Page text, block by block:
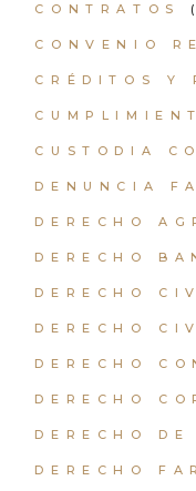
CONTRATOS
CONVENIO
CRÉDITOS Y
CUSTODIA
DENUNCIA
DERECHO
DERECHO
DERECHO
DERECHO
DERECHO
DERECHO
DERECHO
DERECHO